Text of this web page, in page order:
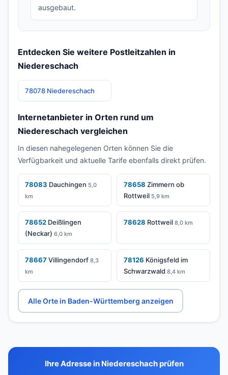
ausgebaut.
Entdecken Sie weitere Postleitzahlen in
Niedereschach
78078 Niedereschach
Internetanbieter in Orten rund um
Niedereschach vergleichen
In diesen nahegelegenen Orten können Sie die
Verfügbarkeit und aktuelle Tarife ebenfalls direkt prüfen.
78083 Dauchingen 5,0
km
78658 Zimmern ob
Rottweil 5,9 km
78652 Deißlingen
(Neckar) 6,0 km
78628 Rottweil 8,0 km
78667Villingendorf 8,3
km
78126 Königsfeld im
Schwarzwald 8,4 km
Alle Orte in Baden-Württemberg anzeigen
Ihre Adresse in Niedereschach prüfen